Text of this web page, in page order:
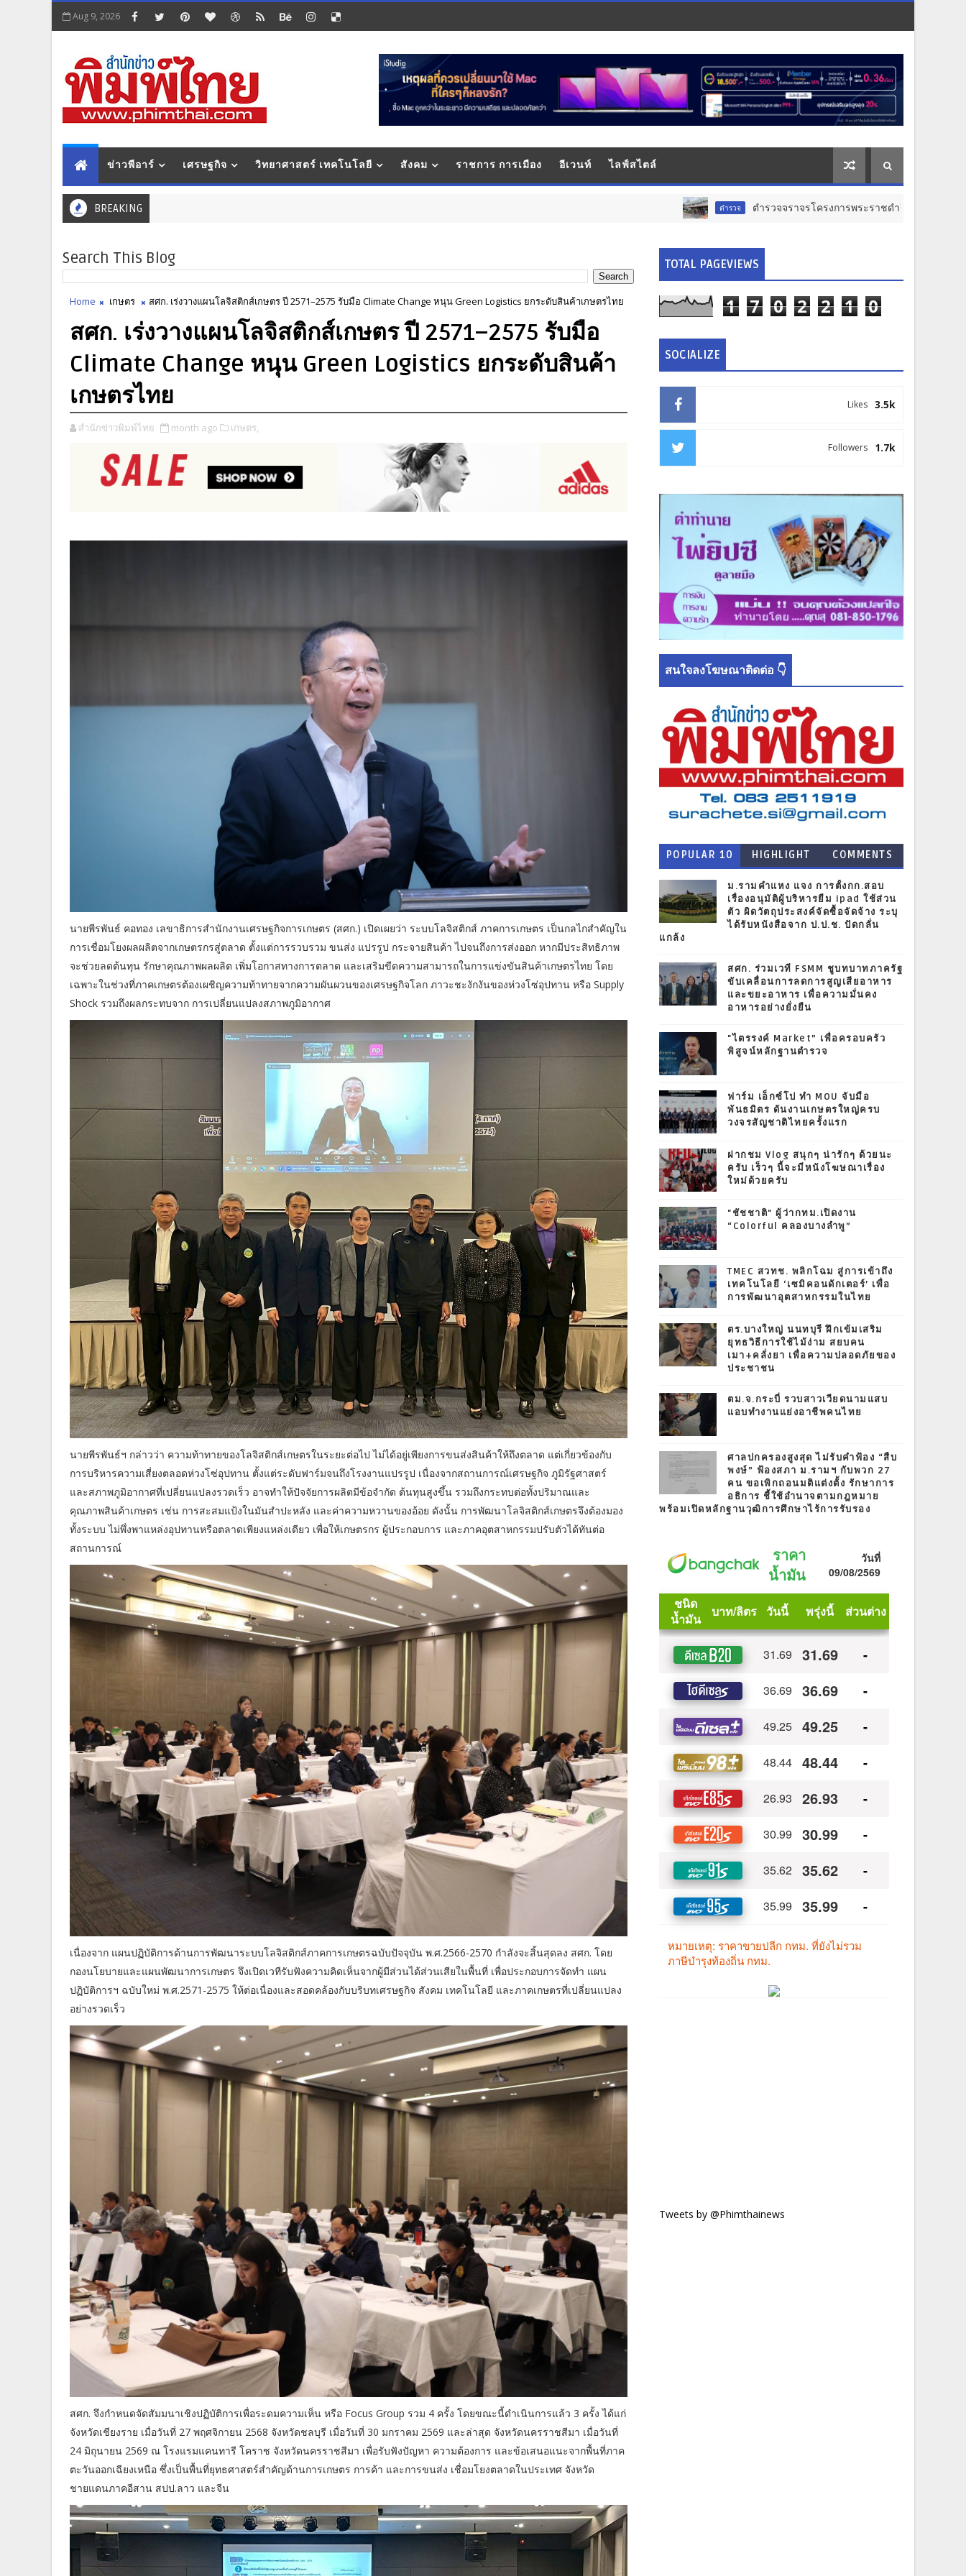
Aug 9, 2026
ข่าวพีอาร์ เศรษฐกิจ วิทยาศาสตร์ เทคโนโลยี สังคม ราชการ การเมือง อีเวนท์ ไลฟ์สไตล์
BREAKING ตำรวจจราจรโครงการพระราชดำริ เปิดทางด่วนวิ่งฉิว! นำส่งอวั
Search This Blog
Home เกษตร สศก. เร่งวางแผนโลจิสติกส์เกษตร ปี 2571–2575 รับมือ Climate Change หนุน Green Logistics ยกระดับสินค้าเกษตรไทย
สศก. เร่งวางแผนโลจิสติกส์เกษตร ปี 2571–2575 รับมือ
Climate Change หนุน Green Logistics ยกระดับสินค้า
เกษตรไทย
สำนักข่าวพิมพ์ไทย month ago เกษตร,
นายพีรพันธ์ คอทอง เลขาธิการสำนักงานเศรษฐกิจการเกษตร (สศก.) เปิดเผยว่า ระบบโลจิสติกส์ ภาคการเกษตร เป็นกลไกสำคัญใน
การเชื่อมโยงผลผลิตจากเกษตรกรสู่ตลาด ตั้งแต่การรวบรวม ขนส่ง แปรรูป กระจายสินค้า ไปจนถึงการส่งออก หากมีประสิทธิภาพ
จะช่วยลดต้นทุน รักษาคุณภาพผลผลิต เพิ่มโอกาสทางการตลาด และเสริมขีดความสามารถในการแข่งขันสินค้าเกษตรไทย โดย
เฉพาะในช่วงที่ภาคเกษตรต้องเผชิญความท้าทายจากความผันผวนของเศรษฐกิจโลก ภาวะชะงักงันของห่วงโซ่อุปทาน หรือ Supply
Shock รวมถึงผลกระทบจาก การเปลี่ยนแปลงสภาพภูมิอากาศ
นายพีรพันธ์ฯ กล่าวว่า ความท้าทายของโลจิสติกส์เกษตรในระยะต่อไป ไม่ได้อยู่เพียงการขนส่งสินค้าให้ถึงตลาด แต่เกี่ยวข้องกับ
การบริหารความเสี่ยงตลอดห่วงโซ่อุปทาน ตั้งแต่ระดับฟาร์มจนถึงโรงงานแปรรูป เนื่องจากสถานการณ์เศรษฐกิจ ภูมิรัฐศาสตร์
และสภาพภูมิอากาศที่เปลี่ยนแปลงรวดเร็ว อาจทำให้ปัจจัยการผลิตมีข้อจำกัด ต้นทุนสูงขึ้น รวมถึงกระทบต่อทั้งปริมาณและ
คุณภาพสินค้าเกษตร เช่น การสะสมแป้งในมันสำปะหลัง และค่าความหวานของอ้อย ดังนั้น การพัฒนาโลจิสติกส์เกษตรจึงต้องมอง
ทั้งระบบ ไม่พึ่งพาแหล่งอุปทานหรือตลาดเพียงแหล่งเดียว เพื่อให้เกษตรกร ผู้ประกอบการ และภาคอุตสาหกรรมปรับตัวได้ทันต่อ
สถานการณ์
เนื่องจาก แผนปฏิบัติการด้านการพัฒนาระบบโลจิสติกส์ภาคการเกษตรฉบับปัจจุบัน พ.ศ.2566-2570 กำลังจะสิ้นสุดลง สศก. โดย
กองนโยบายและแผนพัฒนาการเกษตร จึงเปิดเวทีรับฟังความคิดเห็นจากผู้มีส่วนได้ส่วนเสียในพื้นที่ เพื่อประกอบการจัดทำ แผน
ปฏิบัติการฯ ฉบับใหม่ พ.ศ.2571-2575 ให้ต่อเนื่องและสอดคล้องกับบริบทเศรษฐกิจ สังคม เทคโนโลยี และภาคเกษตรที่เปลี่ยนแปลง
อย่างรวดเร็ว
สศก. จึงกำหนดจัดสัมมนาเชิงปฏิบัติการเพื่อระดมความเห็น หรือ Focus Group รวม 4 ครั้ง โดยขณะนี้ดำเนินการแล้ว 3 ครั้ง ได้แก่
จังหวัดเชียงราย เมื่อวันที่ 27 พฤศจิกายน 2568 จังหวัดชลบุรี เมื่อวันที่ 30 มกราคม 2569 และล่าสุด จังหวัดนครราชสีมา เมื่อวันที่
24 มิถุนายน 2569 ณ โรงแรมแคนทารี โคราช จังหวัดนครราชสีมา เพื่อรับฟังปัญหา ความต้องการ และข้อเสนอแนะจากพื้นที่ภาค
ตะวันออกเฉียงเหนือ ซึ่งเป็นพื้นที่ยุทธศาสตร์สำคัญด้านการเกษตร การค้า และการขนส่ง เชื่อมโยงตลาดในประเทศ จังหวัด
ชายแดนภาคอีสาน สปป.ลาว และจีน
TOTAL PAGEVIEWS
1 7 0 2 2 1 0
SOCIALIZE
3.5k
Likes
1.7k
Followers
สนใจลงโฆษณาติดต่อ 👇
POPULAR 10
HIGHLIGHT
COMMENTS
ม.รามคำแหง แจง การตั้งกก.สอบ
เรื่องอนุมัติผู้บริหารยืม ipad ใช้ส่วน
ตัว ผิดวัตถุประสงค์จัดซื้อจัดจ้าง ระบุ
ได้รับหนังสือจาก ป.ป.ช. ปัดกลั่น
แกล้ง
สศก. ร่วมเวที FSMM ชูบทบาทภาครัฐ
ขับเคลื่อนการลดการสูญเสียอาหาร
และขยะอาหาร เพื่อความมั่นคง
อาหารอย่างยั่งยืน
"ไตรรงค์ Market” เพื่อครอบครัว
พิสูจน์หลักฐานตำรวจ
ฟาร์ม เอ็กซ์โป ทำ MOU จับมือ
พันธมิตร ดันงานเกษตรใหญ่ครบ
วงจรสัญชาติไทยครั้งแรก
ฝากชม Vlog สนุกๆ น่ารักๆ ด้วยนะ
ครับ เร็วๆ นี้จะมีหนังโฆษณาเรื่อง
ใหม่ด้วยครับ
"ชัชชาติ" ผู้ว่ากทม.เปิดงาน
“Colorful คลองบางลำพู”
TMEC สวทช. พลิกโฉม สู่การเข้าถึง
เทคโนโลยี ‘เซมิคอนดักเตอร์’ เพื่อ
การพัฒนาอุตสาหกรรมในไทย
ตร.บางใหญ่ นนทบุรี ฝึกเข้มเสริม
ยุทธวิธีการใช้ไม้ง่าม สยบคน
เมา+คลั่งยา เพื่อความปลอดภัยของ
ประชาชน
ตม.จ.กระบี่ รวบสาวเวียดนามแสบ
แอบทำงานแย่งอาชีพคนไทย
ศาลปกครองสูงสุด ไม่รับคำฟ้อง “สืบ
พงษ์” ฟ้องสภา ม.รามฯ กับพวก 27
คน ขอเพิกถอนมติแต่งตั้ง รักษาการ
อธิการ ชี้ใช้อำนาจตามกฎหมาย
พร้อมเปิดหลักฐานวุฒิการศึกษาไร้การรับรอง
Tweets by @Phimthainews